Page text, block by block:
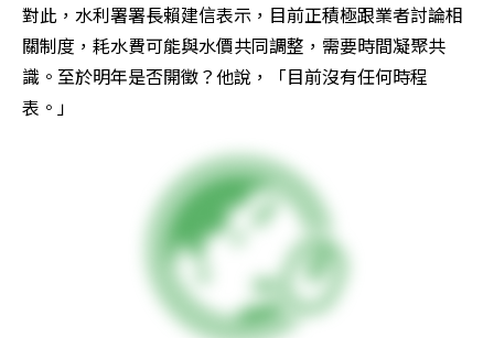
對此，水利署署長賴建信表示，目前正積極跟業者討論相
關制度，耗水費可能與水價共同調整，需要時間凝聚共
識。至於明年是否開徵？他說，「目前沒有任何時程
表。」